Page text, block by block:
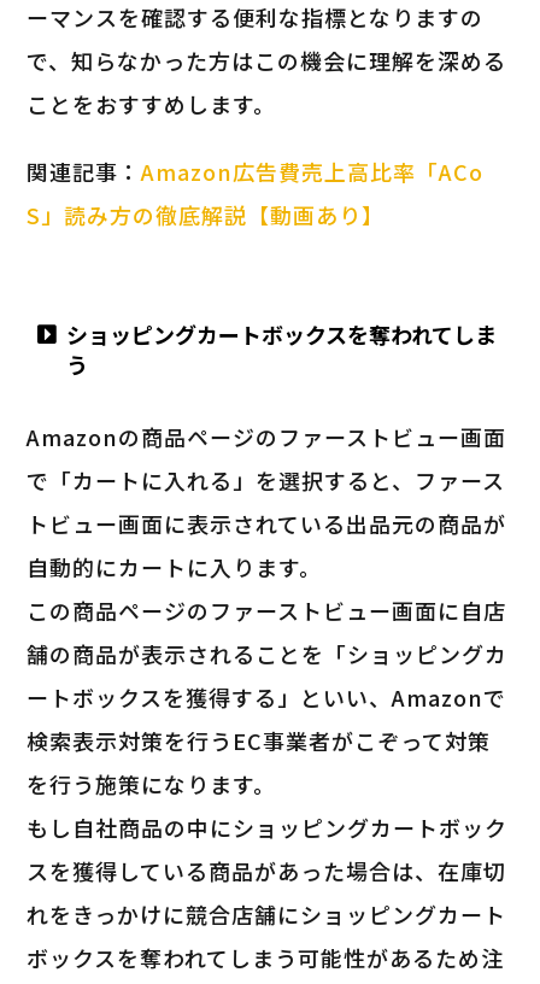
ーマンスを確認する便利な指標となりますの
で、知らなかった方はこの機会に理解を深める
ことをおすすめします。
関連記事：Amazon広告費売上高比率「ACo
S」読み方の徹底解説【動画あり】
ショッピングカートボックスを奪われてしま
う
Amazonの商品ページのファーストビュー画面
で「カートに入れる」を選択すると、ファース
トビュー画面に表示されている出品元の商品が
自動的にカートに入ります。
この商品ページのファーストビュー画面に自店
舗の商品が表示されることを「ショッピングカ
ートボックスを獲得する」といい、Amazonで
検索表示対策を行うEC事業者がこぞって対策
を行う施策になります。
もし自社商品の中にショッピングカートボック
スを獲得している商品があった場合は、在庫切
れをきっかけに競合店舗にショッピングカート
ボックスを奪われてしまう可能性があるため注